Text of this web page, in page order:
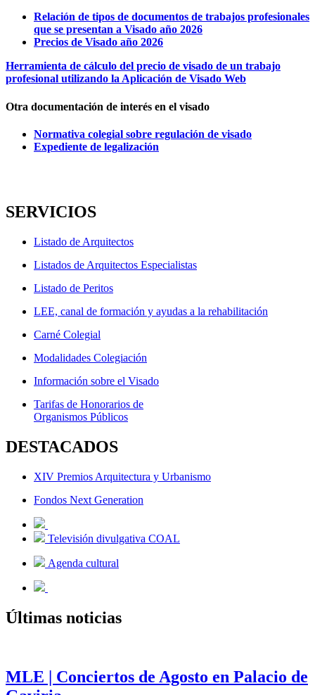
Relación de tipos de documentos de trabajos profesionales
que se presentan a Visado año 2026
Precios de Visado año 2026
Herramienta de cálculo del precio de visado de un trabajo
profesional utilizando la Aplicación de Visado Web
Otra documentación de interés en el visado
Normativa colegial sobre regulación de visado
Expediente de legalización
SERVICIOS
Listado de Arquitectos
Listados de Arquitectos Especialistas
Listado de Peritos
LEE, canal de formación y ayudas a la rehabilitación
Carné Colegial
Modalidades Colegiación
Información sobre el Visado
Tarifas de Honorarios de
Organismos Públicos
DESTACADOS
XIV Premios Arquitectura y Urbanismo
Fondos Next Generation
Televisión divulgativa COAL
Agenda cultural
Últimas noticias
MLE | Conciertos de Agosto en Palacio de